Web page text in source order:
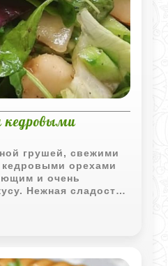
кедровыми
грушей, свежими
кедровыми орехами
и очень
Нежная сладость
с пикантной